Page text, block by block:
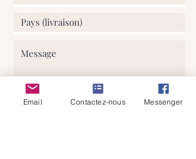
Email Contactez-nous Messenger